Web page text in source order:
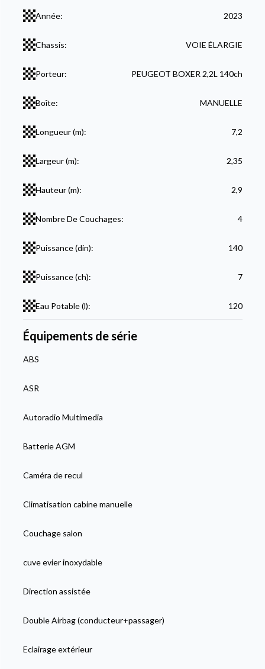
Année: 2023
Chassis: VOIE ÉLARGIE
Porteur: PEUGEOT BOXER 2,2L 140ch
Boîte: MANUELLE
Longueur (m): 7,2
Largeur (m): 2,35
Hauteur (m): 2,9
Nombre De Couchages: 4
Puissance (din): 140
Puissance (ch): 7
Eau Potable (l): 120
Équipements de série
ABS
ASR
Autoradio Multimedia
Batterie AGM
Caméra de recul
Climatisation cabine manuelle
Couchage salon
cuve evier inoxydable
Direction assistée
Double Airbag (conducteur+passager)
Eclairage extérieur